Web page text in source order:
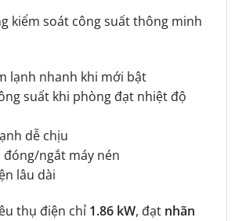
kiểm soát công suất thông minh
lạnh nhanh khi mới bật
suất khi phòng đạt nhiệt độ
dễ chịu
ngắt máy nén
lâu dài
thụ điện chỉ 1.86 kW, đạt nhãn